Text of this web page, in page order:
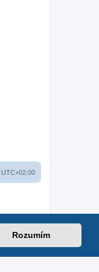
Rozumím
UTC+02:00